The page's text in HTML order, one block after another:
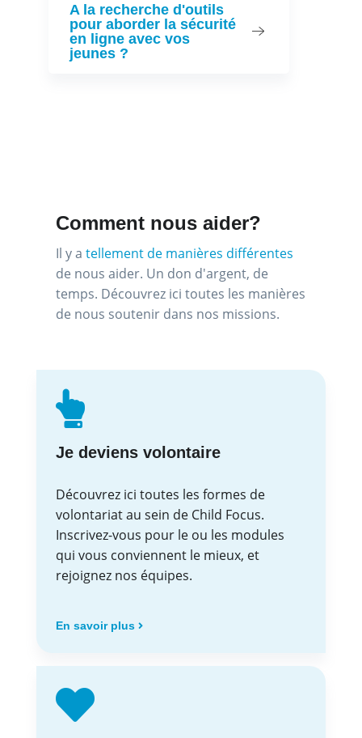
A la recherche d'outils
pour aborder la sécurité
en ligne avec vos
jeunes ?
Comment nous aider?
Il y a tellement de manières différentes
de nous aider. Un don d'argent, de
temps. Découvrez ici toutes les manières
de nous soutenir dans nos missions.
Je deviens volontaire
Découvrez ici toutes les formes de
volontariat au sein de Child Focus.
Inscrivez-vous pour le ou les modules
qui vous conviennent le mieux, et
rejoignez nos équipes.
En savoir plus